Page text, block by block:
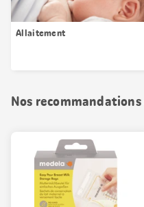
Allaitement
Nos